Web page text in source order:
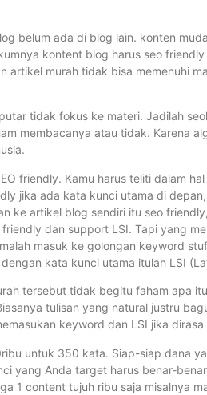
belum ada di blog lain. konten
kontent blog harus seo
murah tidak bisa memenuhi
tidak fokus ke materi. Jadilah
membacanya atau tidak. Karena
friendly. Kamu harus teliti dalam
jika ada kata kunci utama di
ke artikel blog sendiri itu seo
dan support LSI. Tapi yang
masuk ke golongan keyword
kata kunci utama itulah LSI
tersebut tidak begitu faham apa
tulisan yang natural justru
keyword dan LSI jika dirasa
untuk 350 kata. Siap-siap dana
yang Anda target harus benar-
1 content tujuh ribu saja misalnya